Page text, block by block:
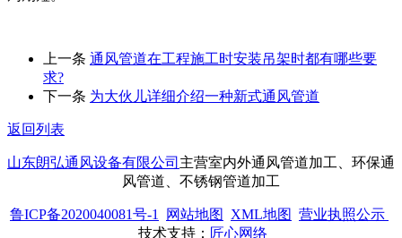
上一条 通风管道在工程施工时安装吊架时都有哪些要
求?
下一条 为大伙儿详细介绍一种新式通风管道
返回列表
山东朗弘通风设备有限公司 主营室内外通风管道加工、环保通
风管道、不锈钢管道加工
鲁ICP备2020040081号-1 网站地图 XML地图 营业执照公示
技术支持： 匠心网络